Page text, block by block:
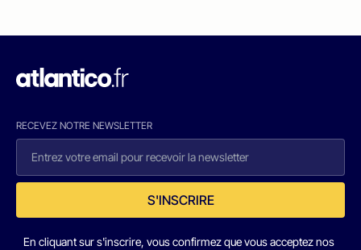
RECEVEZ NOTRE NEWSLETTER
S'INSCRIRE
En cliquant sur s'inscrire, vous confirmez que vous acceptez nos